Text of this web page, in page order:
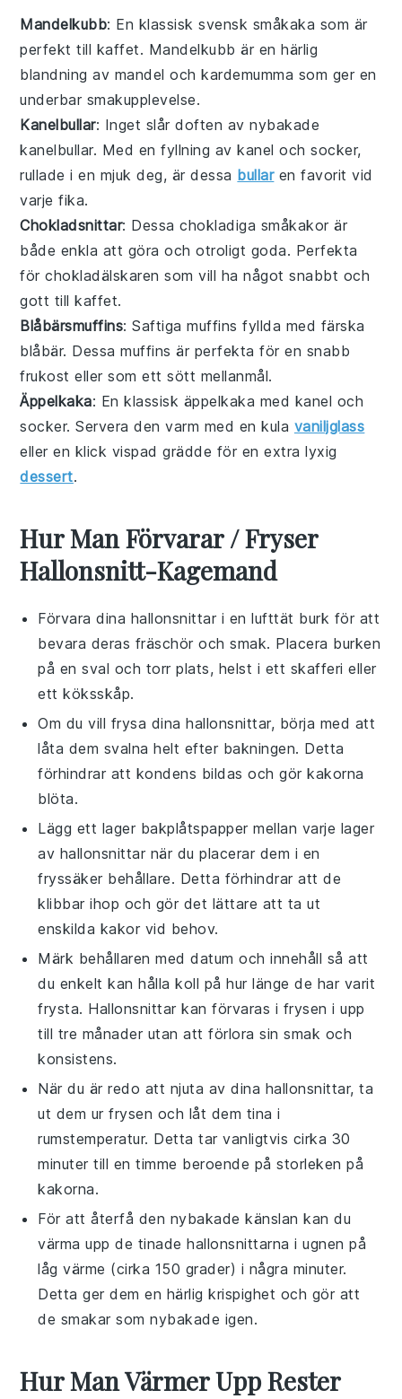
Mandelkubb: En klassisk svensk småkaka som är
perfekt till kaffet. Mandelkubb är en härlig
blandning av mandel och kardemumma som ger en
underbar smakupplevelse.
Kanelbullar: Inget slår doften av nybakade
kanelbullar. Med en fyllning av kanel och socker,
rullade i en mjuk deg, är dessa bullaren favorit vid
varje fika.
Chokladsnittar: Dessa chokladiga småkakor är
både enkla att göra och otroligt goda. Perfekta
för chokladälskaren som vill ha något snabbt och
gott till kaffet.
Blåbärsmuffins: Saftiga muffins fyllda med färska
blåbär. Dessa muffins är perfekta för en snabb
frukost eller som ett sött mellanmål.
Äppelkaka: En klassisk äppelkaka med kanel och
socker. Servera den varm med en kula vaniljglass
eller en klick vispad grädde för en extra lyxig
dessert.
Hur Man Förvarar / Fryser
Hallonsnitt-Kagemand
Förvara dina hallonsnittar i en lufttät burk för att
bevara deras fräschör och smak. Placera burken
på en sval och torr plats, helst i ett skafferi eller
ett köksskåp.
Om du vill frysa dinahallonsnittar, börja med att
låta dem svalna helt efter bakningen. Detta
förhindrar att kondens bildas och gör kakorna
blöta.
Lägg ett lager bakplåtspapper mellan varje lager
av hallonsnittar när du placerar dem i en
fryssäker behållare. Detta förhindrar att de
klibbar ihop och gör det lättare att ta ut
enskilda kakor vid behov.
Märk behållaren med datum och innehåll så att
du enkelt kan hålla koll på hur länge de har varit
frysta. Hallonsnittar kan förvaras i frysen i upp
till tre månader utan att förlora sin smak och
konsistens.
När du är redo att njuta av dina hallonsnittar, ta
ut dem ur frysen och låt dem tina i
rumstemperatur. Detta tar vanligtvis cirka 30
minuter till en timme beroende på storleken på
kakorna.
För att återfå den nybakade känslan kan du
värma upp de tinadehallonsnittarna i ugnen på
låg värme (cirka 150 grader) i några minuter.
Detta ger dem en härlig krispighet och gör att
de smakar som nybakade igen.
Hur Man Värmer Upp Rester